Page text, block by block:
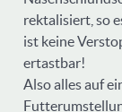
rektalisiert, so
ist keine
ertastbar!
Also alles auf